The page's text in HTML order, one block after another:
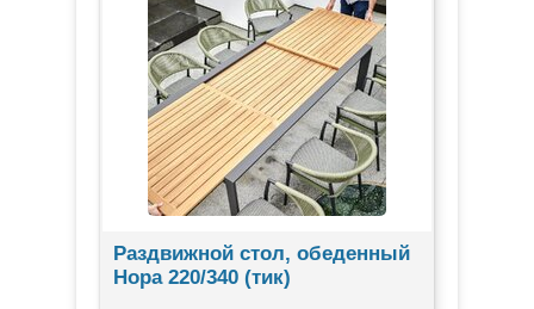
Раздвижной стол, обеденный
Нора 220/340 (тик)